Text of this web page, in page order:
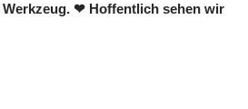
❤ Hoffentlich sehen wir